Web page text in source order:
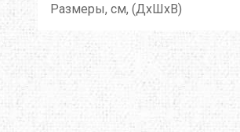
Размеры, см, (ДxШxВ)